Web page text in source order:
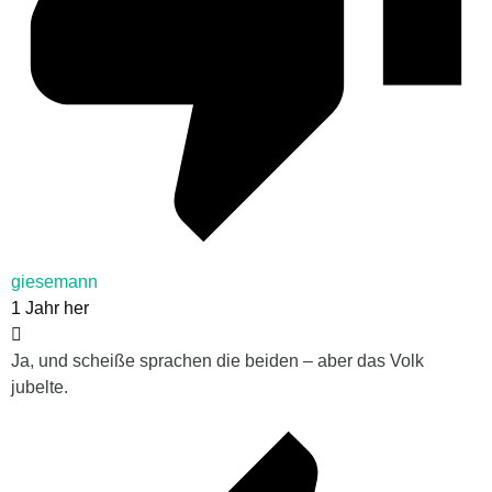
giesemann
1 Jahr her
Ja, und scheiße sprachen die beiden – aber das Volk
jubelte.